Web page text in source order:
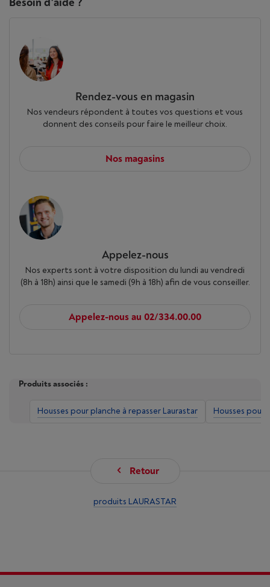
Rendez-vous en magasin
Nos vendeurs répondent à toutes vos questions et vous
donnent des conseils pour faire le meilleur choix.
Nos magasins
Appelez-nous
Nos experts sont à votre disposition du lundi au vendredi
(8h à 18h) ainsi que le samedi (9h à 18h) afin de vous conseiller.
Appelez-nous au 02/334.00.00
Produits associés :
Housses pour planche à repasser Laurastar Housses pour
Retour
produits LAURASTAR